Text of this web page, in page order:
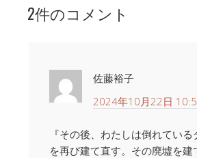
2件のコメント
佐藤裕子
2024年10月22日
『その後、わたしは倒れてい
を再び建て直す。その廃墟を建